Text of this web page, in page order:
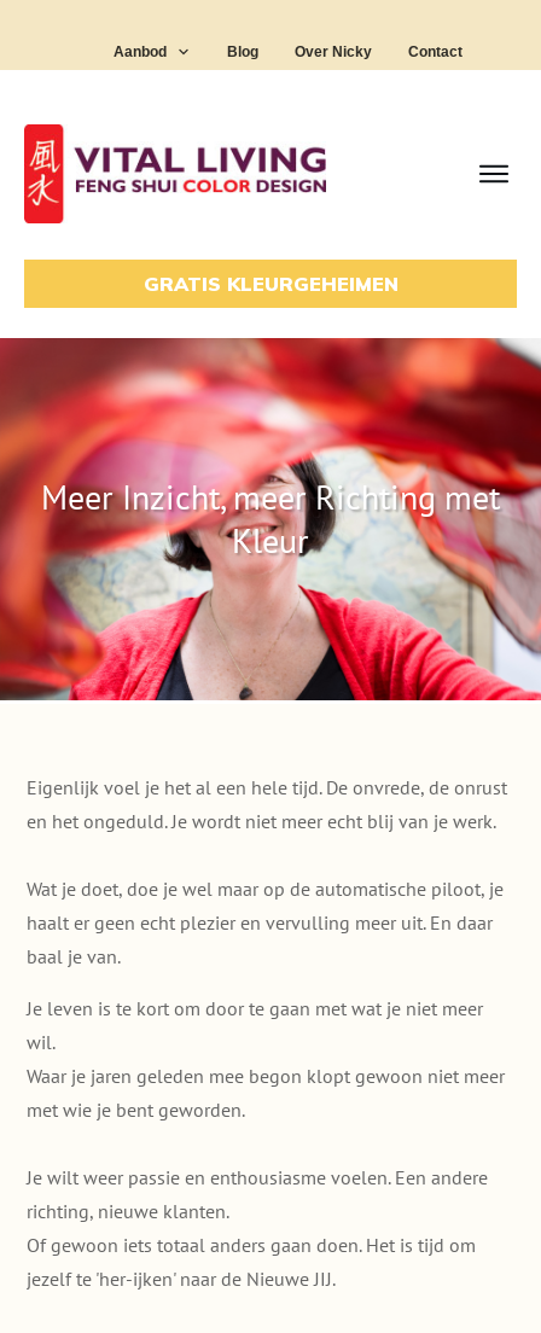
Aanbod Blog Over Nicky Contact
GRATIS KLEURGEHEIMEN
Meer Inzicht, meer Richting met
Kleur
Eigenlijk voel je het al een hele tijd. De onvrede, de onrust
en het ongeduld. Je wordt niet meer echt blij van je werk.
Wat je doet, doe je wel maar op de automatische piloot, je
haalt er geen echt plezier en vervulling meer uit. En daar
baal je van.
Je leven is te kort om door te gaan met wat je niet meer
wil.
Waar je jaren geleden mee begon klopt gewoon niet meer
met wie je bent geworden.
Je wilt weer passie en enthousiasme voelen. Een andere
richting, nieuwe klanten.
Of gewoon iets totaal anders gaan doen. Het is tijd om
jezelf te 'her-ijken' naar de Nieuwe JIJ.